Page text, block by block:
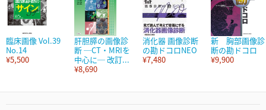
臨床画像 Vol.39
No.14
¥5,500
肝胆膵の画像診
断 ─CT・MRIを
中心に─ 改訂...
¥8,690
消化器 画像診断
の勘ドコロNEO
¥7,480
新 胸部画像診
断の勘ドコロ
¥9,900